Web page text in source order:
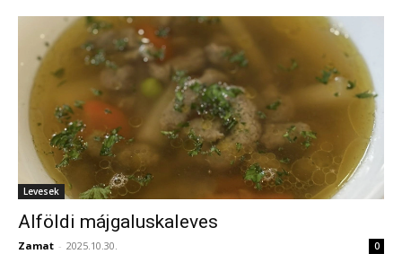
Levesek
Alföldi májgaluskaleves
Zamat - 2025.10.30. 0